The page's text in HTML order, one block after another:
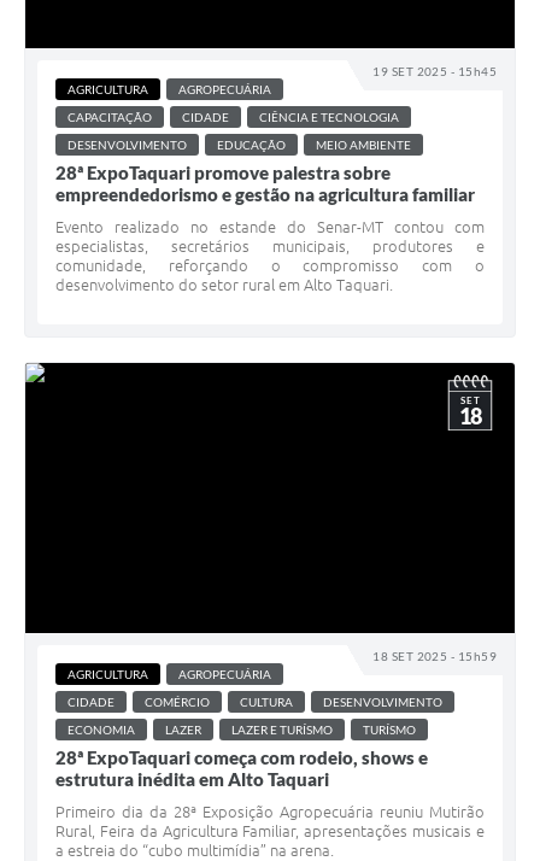
19 SET 2025 - 15h45
AGRICULTURA
AGROPECUÁRIA
CAPACITAÇÃO
CIDADE
CIÊNCIA E TECNOLOGIA
DESENVOLVIMENTO
EDUCAÇÃO MEIO AMBIENTE
28ª ExpoTaquari promove palestra sobre
empreendedorismo e gestão na agricultura familiar
Evento realizado no estande do Senar-MT contou com
especialistas, secretários municipais, produtores e
comunidade, reforçando o compromisso com o
desenvolvimento do setor rural em Alto Taquari.
18 SET 2025 - 15h59
SET
18
AGRICULTURA
AGROPECUÁRIA
CIDADE
COMÉRCIO CULTURA
DESENVOLVIMENTO
ECONOMIA
LAZER LAZER E TURÍSMO TURÍSMO
28ª ExpoTaquari começa com rodeio, shows e
estrutura inédita em Alto Taquari
Primeiro dia da 28ª Exposição Agropecuária reuniu Mutirão
Rural, Feira da Agricultura Familiar, apresentações musicais e
a estreia do “cubo multimídia” na arena.